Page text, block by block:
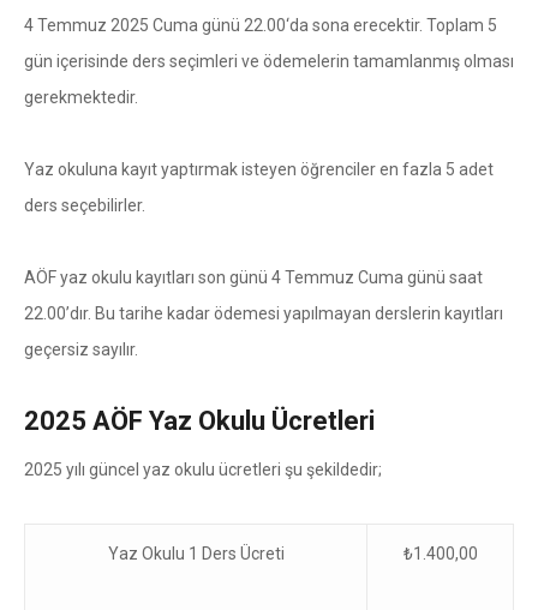
4 Temmuz 2025 Cuma günü 22.00‘da sona erecektir. Toplam 5
gün içerisinde ders seçimleri ve ödemelerin tamamlanmış olması
gerekmektedir.
Yaz okuluna kayıt yaptırmak isteyen öğrenciler en fazla 5 adet
ders seçebilirler.
AÖF yaz okulu kayıtları son günü 4 Temmuz Cuma günü saat
22.00’dır. Bu tarihe kadar ödemesi yapılmayan derslerin kayıtları
geçersiz sayılır.
2025 AÖF Yaz Okulu Ücretleri
2025 yılı güncel yaz okulu ücretleri şu şekildedir;
Yaz Okulu 1 Ders Ücreti ₺1.400,00